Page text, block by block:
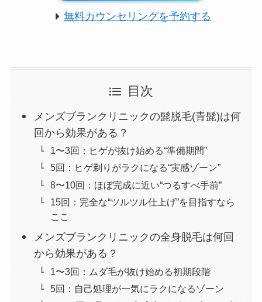
無料カウンセリングを予約する
目次
メンズブランクリニックの髭脱毛(青髭)は何
回から効果がある？
1〜3回：ヒゲが抜け始める“準備期間”
5回：ヒゲ剃りがラクになる“実感ゾーン”
8〜10回：ほぼ完成に近い“つるすべ手前”
15回：完全な“ツルツル仕上げ”を目指すなら
ここ
メンズブランクリニックの全身脱毛は何回
から効果がある？
1〜3回：ムダ毛が抜け始める初期段階
5回：自己処理が一気にラクになるゾーン